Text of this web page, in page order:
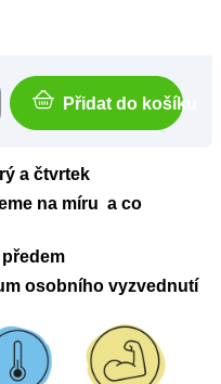
Přidat do košíku
a čtvrtek
na míru a co
osobního vyzvednutí